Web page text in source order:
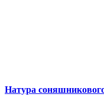
Натура соняшникового